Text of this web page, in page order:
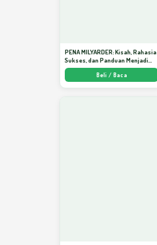
PENA MILYARDER: Kisah, Rahasia
Sukses, dan Panduan Menjadi
Penulis 1 Milyar di KBM App dari
Nol - Arda DinataBeli / Baca